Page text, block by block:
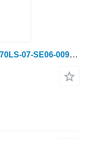
Hidraulinis skirstytuvas Valmet K170LS-07-SE06-009 5061010 forvarderio Valmet 890.2 890.3